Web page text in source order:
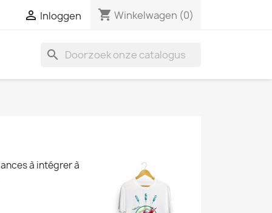
 Inloggen shopping_cart Winkelwagen (0)
search
à intégrer à